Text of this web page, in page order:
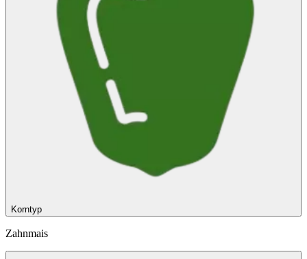
Korntyp
Zahnmais